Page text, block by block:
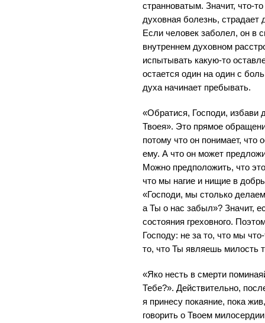
странноватым. Значит, что-
духовная болезнь,
Если человек заболел, он в
внутреннем духовном
испытывать какую-то
остается один на один с
духа начинает пребывать.
«Обратися, Господи,
Твоея». Это прямое
потому что он понимает, что
ему. А что он может
Можно предположить, что
что мы нагие и нищие в
«Господи, мы столько
а Ты о нас забыл»? Значит,
состояния греховного.
Господу: не за то, что мы
то, что Ты являешь милость
«Яко несть в смерти
Тебе?». Действительно,
я принесу покаяние, пока
говорить о Твоем